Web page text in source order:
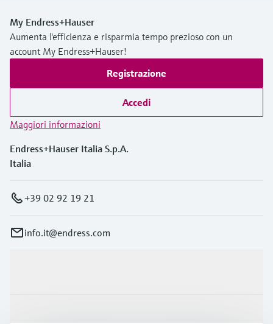
My Endress+Hauser
Aumenta l'efficienza e risparmia tempo prezioso con un
account My Endress+Hauser!
Registrazione
Accedi
Maggiori informazioni
Endress+Hauser Italia S.p.A.
Italia
+39 02 92 19 21
info.it@endress.com